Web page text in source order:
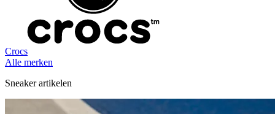
Crocs
Alle merken
Sneaker artikelen